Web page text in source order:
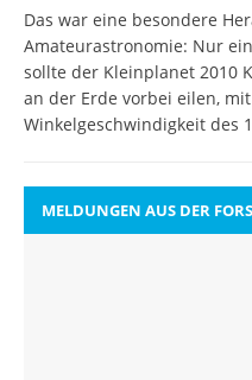
Das war eine besondere
Amateurastronomie: Nur
sollte der Kleinplanet 2010
an der Erde vorbei eilen,
Winkelgeschwindigkeit des
MELDUNGEN AUS DER